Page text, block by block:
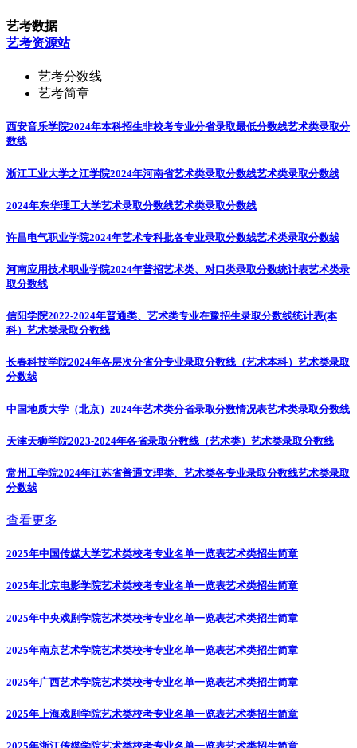
艺考数据
艺考资源站
艺考分数线
艺考简章
西安音乐学院2024年本科招生非校考专业分省录取最低分数线艺术类录取分
数线
浙江工业大学之江学院2024年河南省艺术类录取分数线艺术类录取分数线
2024年东华理工大学艺术录取分数线艺术类录取分数线
许昌电气职业学院2024年艺术专科批各专业录取分数线艺术类录取分数线
河南应用技术职业学院2024年普招艺术类、对口类录取分数统计表艺术类录
取分数线
信阳学院2022-2024年普通类、艺术类专业在豫招生录取分数线统计表(本
科） 艺术类录取分数线
长春科技学院2024年各层次分省分专业录取分数线（艺术本科） 艺术类录取
分数线
中国地质大学（北京）2024年艺术类分省录取分数情况表艺术类录取分数线
天津天狮学院2023-2024年各省录取分数线（艺术类） 艺术类录取分数线
常州工学院2024年江苏省普通文理类、艺术类各专业录取分数线艺术类录取
分数线
查看更多
2025年中国传媒大学艺术类校考专业名单一览表艺术类招生简章
2025年北京电影学院艺术类校考专业名单一览表艺术类招生简章
2025年中央戏剧学院艺术类校考专业名单一览表艺术类招生简章
2025年南京艺术学院艺术类校考专业名单一览表艺术类招生简章
2025年广西艺术学院艺术类校考专业名单一览表艺术类招生简章
2025年上海戏剧学院艺术类校考专业名单一览表艺术类招生简章